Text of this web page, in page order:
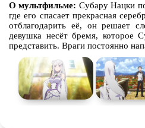
О мультфильме: Субару Нацки
где его спасает прекрасная
отблагодарить её, он решает
девушка несёт бремя, которое
представить. Враги постоянно